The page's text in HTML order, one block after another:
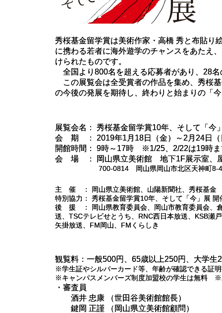
秀桜基金留学賞は美術作家・高橋 秀と布貼り
に携わる若者に海外遊学のチャンスをあたえ
けられたものです。
全国より800名を超える応募者があり、28
この展覧会は全受賞者の作品を集め、秀桜
の今後の発展を期待し、終わりと始まりの「
展覧会名： 秀桜基金留学賞10年、そして「
会 期 ： 2019年1月18日（金）～2月24日（
開館時間： 9時～17時 ※1/25、2/22は19時
会 場 ： 岡山県立美術館 地下1F展示室、
700-0814 岡山県岡山市北区天神町8-
主 催 ： 岡山県立美術館、山陽新聞社、秀桜基金
特別協力： 秀桜基金留学賞10年、そして「今」展 開
後 援 ： 岡山県教育委員会、岡山市教育委員会、
送、TSCテレビせとうち、RNC西日本放送、KSB瀬
矢掛放送、FM岡山、FMくらしき
観覧料：一般500円、65歳以上250円、大学生
※学生証やシルバーカード等、年齢が確認できる証
※キャンパスメンバーズ制度加盟校の学生は無料
・ 審査員
酒井 忠康 （世田谷美術館館長）
鍵岡 正謹 （岡山県立美術館顧問）